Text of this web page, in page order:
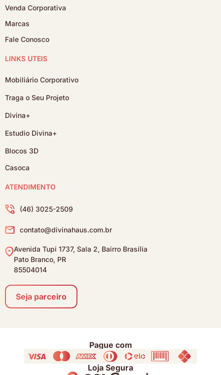
Venda Corporativa
Marcas
Fale Conosco
LINKS ÚTEIS
Mobiliário Corporativo
Traga o Seu Projeto
Divina+
Estudio Divina+
Blocos 3D
Casoca
ATENDIMENTO
(46) 3025-2509
contato@divinahaus.com.br
Avenida Tupi 1737, Sala 2, Bairro Brasília
Pato Branco, PR
85504014
Seja parceiro
Pague com
Loja Segura